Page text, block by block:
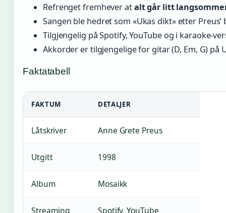
Refrenget fremhever atalt går litt
Sangen ble hedret som «Ukas dikt» etter
Tilgjengelig på Spotify, YouTube og i karaoke-
Akkorder er tilgjengelige for gitar (D, Em, G) på
Faktatabell
FAKTUM DETALJER
Låtskriver Anne Grete Preus
Utgitt 1998
Album Mosaikk
Streaming Spotify, YouTube